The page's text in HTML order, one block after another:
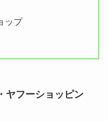
ップ
ヤフーショッピン